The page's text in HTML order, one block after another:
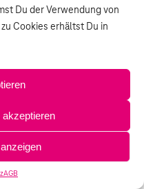
Du der Verwendung von
Cookies erhältst Du in
akzeptieren
AGB